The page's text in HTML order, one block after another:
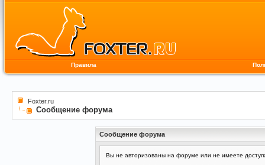
Правила
Foxter.ru
Сообщение форума
Сообщение форума
Вы не авторизованы на форуме или не имеете